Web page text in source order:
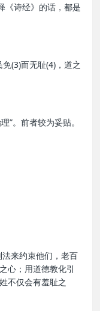
《诗经》的话，都是
(3)而无耻(4)，道之
”。前者较为妥贴。
来约束他们，老百
心；用道德教化引
不仅会有羞耻之